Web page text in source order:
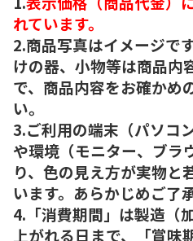
れています。
2.商品写真はイメージで
けの器、小物等は商品内
で、商品内容をお確かめ
い。
3.ご利用の端末（パソコ
や環境（モニター、ブラ
り、色の見え方が実物と
います。あらかじめご了
4.「消費期間」は製造（
上がれる日まで、「賞味